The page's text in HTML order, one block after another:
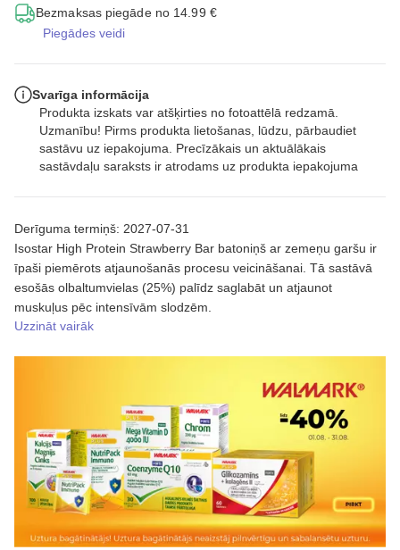
Bezmaksas piegāde no 14.99 €
Piegādes veidi
Derīguma termiņš: 2027-07-31
Isostar High Protein Strawberry Bar batoniņš ar zemeņu garšu ir
īpaši piemērots atjaunošanās procesu veicināšanai. Tā sastāvā
esošās olbaltumvielas (25%) palīdz saglabāt un atjaunot
muskuļus pēc intensīvām slodzēm.
Uzzināt vairāk
Svarīga informācija
Produkta izskats var atšķirties no fotoattēlā redzamā.
Uzmanību! Pirms produkta lietošanas, lūdzu, pārbaudiet
sastāvu uz iepakojuma. Precīzākais un aktuālākais
sastāvdaļu saraksts ir atrodams uz produkta iepakojuma